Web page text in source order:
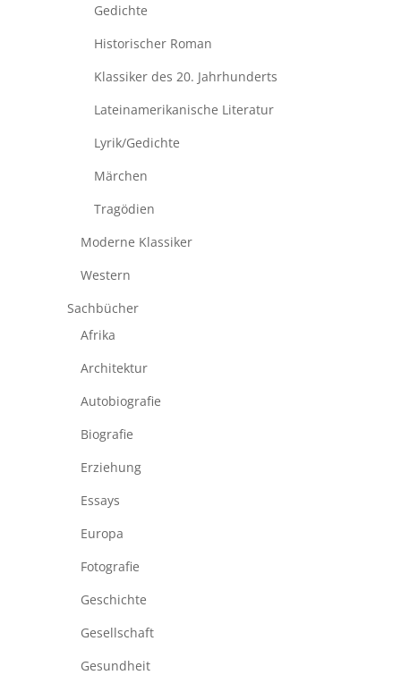
Gedichte
Historischer Roman
Klassiker des 20. Jahrhunderts
Lateinamerikanische Literatur
Lyrik/Gedichte
Märchen
Tragödien
Moderne Klassiker
Western
Sachbücher
Afrika
Architektur
Autobiografie
Biografie
Erziehung
Essays
Europa
Fotografie
Geschichte
Gesellschaft
Gesundheit